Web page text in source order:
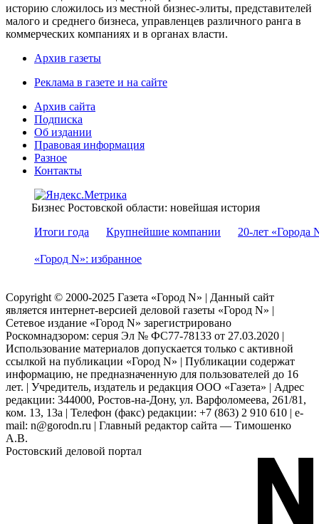
историю сложилось из местной бизнес-элиты, представителей
малого и среднего бизнеса, управленцев различного ранга в
коммерческих компаниях и в органах власти.
Архив газеты
Реклама в газете и на сайте
Архив сайта
Подписка
Об издании
Правовая информация
Разное
Контакты
Бизнес Ростовской области: новейшая история
Итоги года
Крупнейшие компании 20-лет «Города
«Город N»: избранное
Copyright © 2000-2025 Газета «Город N» | Данный сайт
является интернет-версией деловой газеты «Город N» |
Сетевое издание «Город N» зарегистрировано
Роскомнадзором: серuя Эл № ФС77-78133 от 27.03.2020 |
Использование материалов допускается только с активной
ссылкой на публикации «Город N» | Публикации содержат
информацию, не предназначенную для пользователей до 16
лет. | Учредитель, издатель и редакция ООО «Газета» | Адрес
редакции: 344000, Ростов-на-Дону, ул. Варфоломеева, 261/81,
ком. 13, 13а | Телефон (факс) редакции: +7 (863) 2 910 610 | e-
mail: n@gorodn.ru | Главный редактор сайта — Тимошенко
А.В.
Ростовский деловой портал